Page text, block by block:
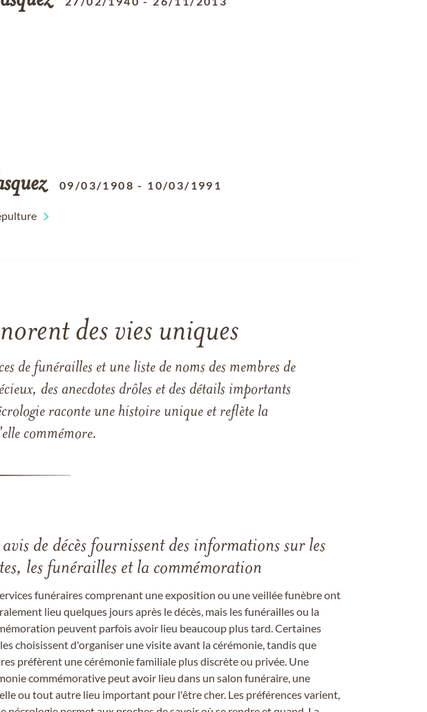
09/03/1908 - 10/03/1991
des vies uniques
de funérailles et une liste de noms des membres de
des anecdotes drôles et des détails importants
raconte une histoire unique et reflète la
commémore.
avis de décès fournissent des informations sur les
les funérailles et la commémoration
funéraires comprenant une exposition ou une veillée funèbre ont
lieu quelques jours après le décès, mais les funérailles ou la
peuvent parfois avoir lieu beaucoup plus tard. Certaines
choisissent d'organiser une visite avant la cérémonie, tandis que
préfèrent une cérémonie familiale plus discrète ou privée. Une
commémorative peut avoir lieu dans un salon funéraire, une
ou tout autre lieu important pour l'être cher. Les préférences varient,